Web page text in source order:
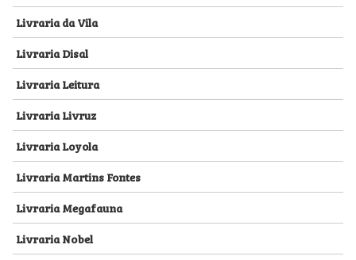
Livraria da Vila
Livraria Disal
Livraria Leitura
Livraria Livruz
Livraria Loyola
Livraria Martins Fontes
Livraria Megafauna
Livraria Nobel